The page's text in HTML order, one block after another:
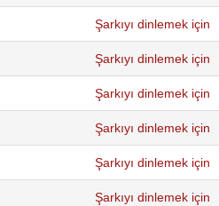
Şarkıyı dinlemek için
Şarkıyı dinlemek için
Şarkıyı dinlemek için
Şarkıyı dinlemek için
Şarkıyı dinlemek için
Şarkıyı dinlemek için